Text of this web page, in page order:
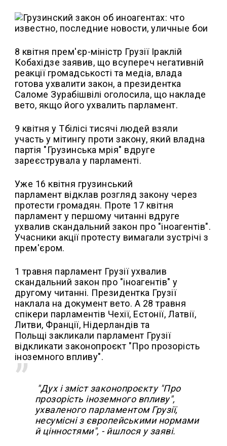
8 квітня прем'єр-міністр Грузії Іраклій
Кобахідзе заявив, що всупереч негативній
реакції громадськості та медіа, влада
готова ухвалити закон, а президентка
Саломе Зурабішвілі оголосила, що накладе
вето, якщо його ухвалить парламент.
9 квітня у Тбілісі тисячі людей взяли
участь у мітингу проти закону, який владна
партія "Грузинська мрія" вдруге
зареєструвала у парламенті.
Уже 16 квітня грузинський
парламент відклав розгляд закону через
протести громадян. Проте 17 квітня
парламент у першому читанні вдруге
ухвалив скандальний закон про "іноагентів".
Учасники акції протесту вимагали зустрічі з
прем'єром.
1 травня парламент Грузії ухвалив
скандальний закон про "іноагентів" у
другому читанні. Президентка Грузії
наклала на документ вето. А 28 травня
спікери парламентів Чехії, Естонії, Латвії,
Литви, Франції, Нідерландів та
Польщі закликали парламент Грузії
відкликати законопроєкт "Про прозорість
іноземного впливу".
"Дух і зміст законопроєкту "Про
прозорість іноземного впливу",
ухваленого парламентом Грузії,
несумісні з європейськими нормами
й цінностями", - йшлося у заяві.